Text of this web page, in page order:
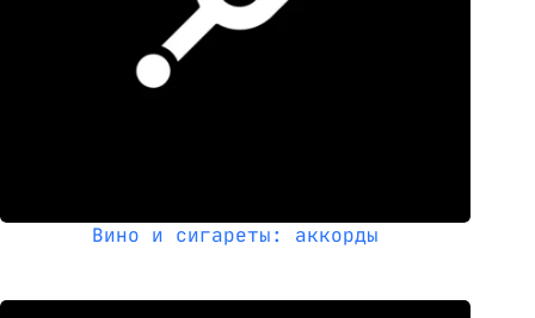
Вино и сигареты: аккорды